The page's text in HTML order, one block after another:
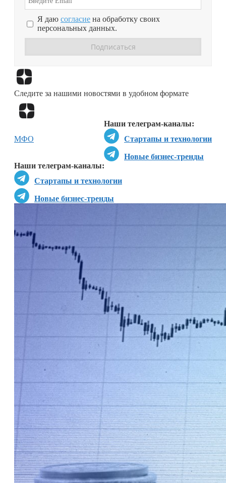
Я даю согласие на обработку своих
персональных данных.
Следите за нашими новостями в удобном формате
Наши телеграм-каналы:
Стартапы и технологии
Новые бизнес-тренды
Наши телеграм-каналы:
Стартапы и технологии
Новые бизнес-тренды
МФО